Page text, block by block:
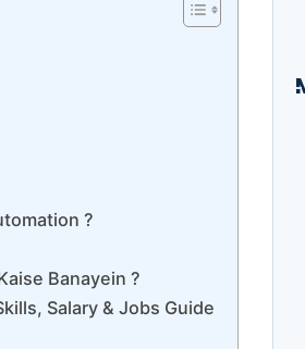
?
Banayein ?
Salary & Jobs Guide